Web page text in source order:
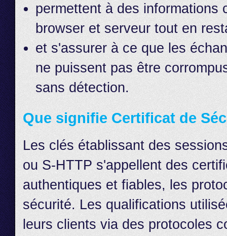
permettent à des informations
browser et serveur tout en
et s'assurer à ce que les
ne puissent pas être
sans détection.
Que signifie Certificat de
Les clés établissant des
ou S-HTTP s'appellent des
authentiques et fiables, les
sécurité. Les qualifications
leurs clients via des protocoles